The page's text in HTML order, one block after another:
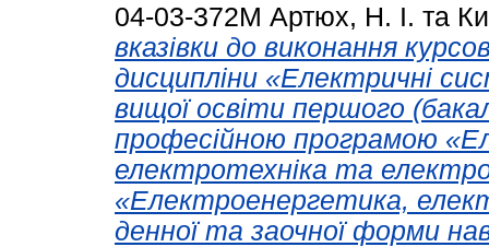
04-03-372М Артюх, Н. І. та
вказівки до виконання
дисципліни «Електричні
вищої освіти першого
професійною програмою
електротехніка та
«Електроенергетика,
денної та заочної форми